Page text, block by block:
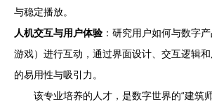
与稳定播放。
人机交互与用户体验 ：研究用户如何与数字
游戏）进行互动，通过界面设计、交互逻辑
的易用性与吸引力。
该专业培养的人才，是数字世界的“建筑